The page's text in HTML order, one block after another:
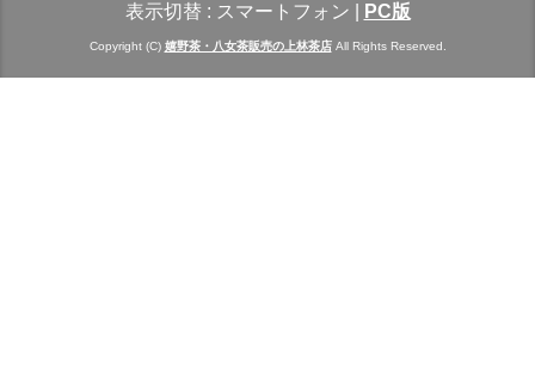
表示切替 : スマートフォン PC版
Copyright (C) 嬉野茶・八女茶販売の上林茶店All Rights Reserved.